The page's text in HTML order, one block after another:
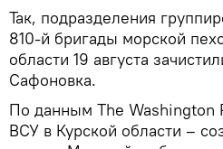
Так, подразделения
810-й бригады морской
области 19 августа
Сафоновка.
По данным The Washington
ВСУ в Курской области –